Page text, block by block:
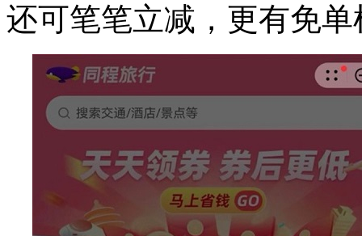
还可笔笔立减，更有免